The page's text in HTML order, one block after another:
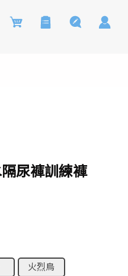
Cart
尿褲訓練褲
火烈鳥